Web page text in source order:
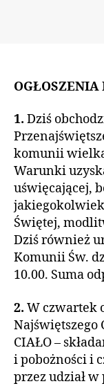
OGŁOSZENIA
1. Dziś
komunii
Warunki
uświęcającej,
Świętej,
Dziś również
Komunii Św.
10.00. Suma
2. W czwartek
Najświętszego
CIAŁO –
i pobożności i
przez udział